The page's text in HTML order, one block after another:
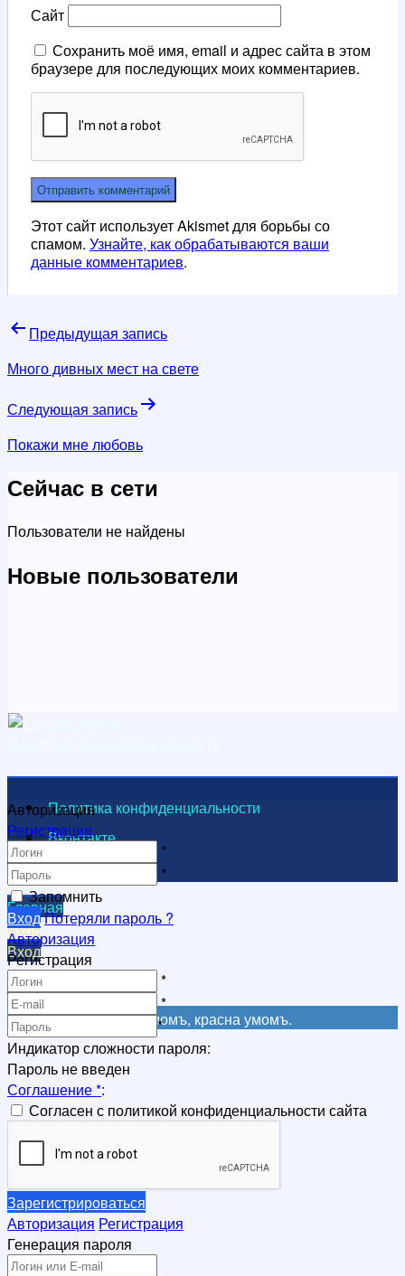
Сайт
Сохранить моё имя, email и адрес сайта в этом
браузере для последующих моих комментариев.
Этот сайт использует Akismet для борьбы со
спамом. Узнайте, как обрабатываются ваши
данные комментариев.
Навигация
по
Предыдущая запись
Много дивных мест на свете
Следующая запись
Покажи мне любовь
Сейчас в сети
Пользователи не найдены
Новые пользователи
Политика конфиденциальности
Вконтакте
Видеоканал
Главная
Вход
Вход
Регистрация
Регистрация
Не красна книга письмомъ, красна умомъ.
Авторизация
Регистрация
*
*
Запомнить
ВходПотеряли пароль ?
Авторизация
Регистрация
*
*
*
Индикатор сложности пароля:
Пароль не введен
Соглашение*:
Согласен с политикой конфиденциальности сайта
Зарегистрироваться
Авторизация Регистрация
Генерация пароля